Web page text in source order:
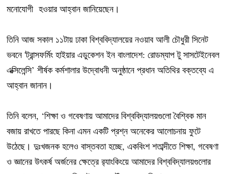
মনোযোগী হওয়ার আহ্বান জানিয়েছেন।
তিনি আজ সকাল ১১টায় ঢাকা বিশ্ববিদ্যালয়ের নওয়াব আলী চৌধুরী সিনেট
ভবনে 'ট্রান্সফর্মিং হাইয়ার এডুকেশন ইন বাংলাদেশ: রোডম্যাপ টু সাসটেইনেবল
এক্সিলেন্সি’ শীর্ষক কর্মশালার উদ্বোধনী অনুষ্ঠানে প্রধান অতিথির বক্তব্যে এ
আহ্বান জানান।
তিনি বলেন, ‘শিক্ষা ও গবেষণায় আমাদের বিশ্ববিদ্যালয়গুলো বৈশ্বিক মান
বজায় রাখতে পারছে কিনা এমন একটি প্রশ্ন অনেকের আলোচনায় ফুটে
উঠেছে। দুঃখজনক হলেও বাস্তবতা হচ্ছে, একবিংশ শতাব্দীতে শিক্ষা, গবেষণা
ও জ্ঞানের উৎকর্ষ অর্জনের ক্ষেত্রে র‌্যাংকিংয়ে আমাদের বিশ্ববিদ্যালয়গুলোর